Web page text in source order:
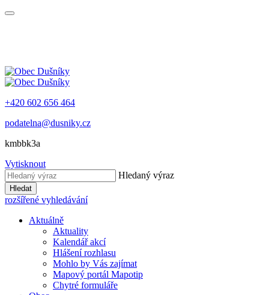
+420 602 656 464
podatelna@dusniky.cz
kmbbk3a
Vytisknout
Hledaný výraz
Hledat
rozšířené vyhledávání
Aktuálně
Aktuality
Kalendář akcí
Hlášení rozhlasu
Mohlo by Vás zajímat
Mapový portál Mapotip
Chytré formuláře